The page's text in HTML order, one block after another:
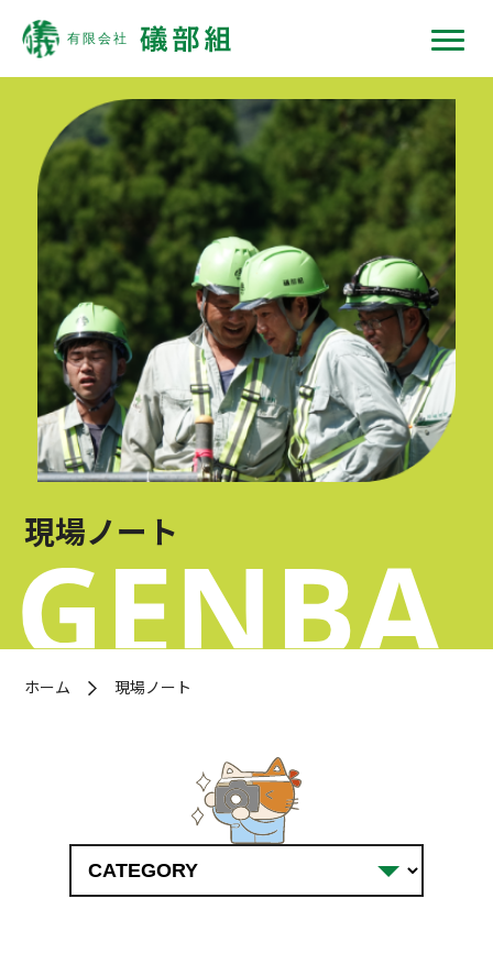
礒部組について
現場ではたらくひと
現場ではたらく機械
現場ノート
採用情報
協力会社の皆様へ
OFFICIAL SNS
現場ノート
ホーム 現場ノート